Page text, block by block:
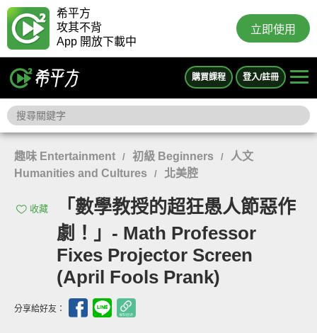
希平方
攻其不背
App 開放下載中
立即使用
購買課程 登入/註冊
趣味 Entertainment / 初級 Beginners /
人文
Humanities and Cultures
/ 北美腔
收藏
「數學教授的超狂愚人節惡作
劇！」- Math Professor
Fixes Projector Screen
(April Fools Prank)
分享給好友：